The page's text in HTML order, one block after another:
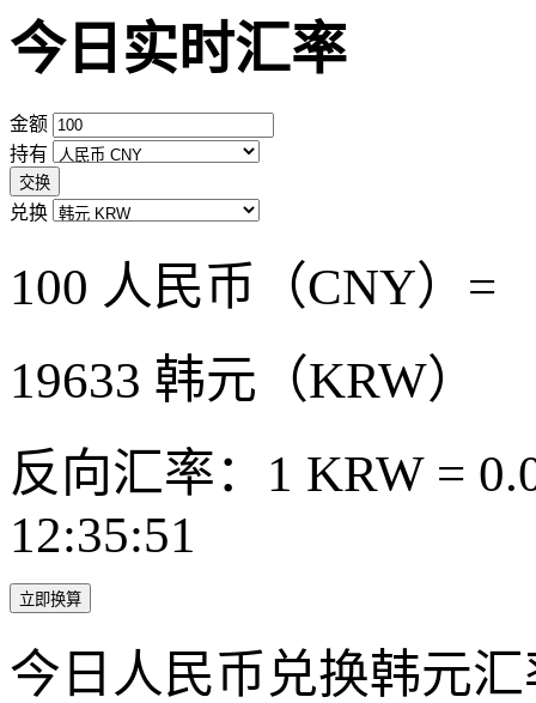
今日实时汇率
金额
持有
交换
兑换
100 人民币（CNY）=
19633 韩元（KRW）
反向汇率：1 KRW =
12:35:51
立即换算
今日人民币兑换韩元